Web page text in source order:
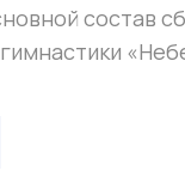
состав